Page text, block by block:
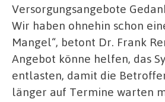
Versorgungsangebote
Wir haben ohnehin schon
Mangel“, betont Dr. Frank
Angebot könne helfen, das
entlasten, damit die
länger auf Termine warten